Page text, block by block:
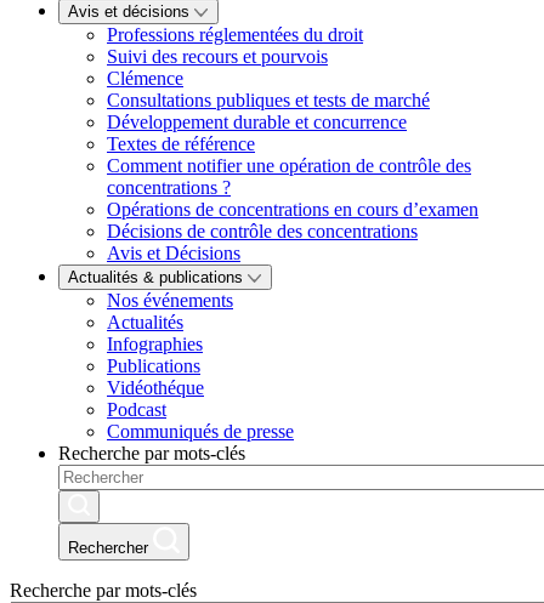
Avis et décisions
Professions réglementées du droit
Suivi des recours et pourvois
Clémence
Consultations publiques et tests de marché
Développement durable et concurrence
Textes de référence
Comment notifier une opération de contrôle des
concentrations ?
Opérations de concentrations en cours d’examen
Décisions de contrôle des concentrations
Avis et Décisions
Actualités & publications
Nos événements
Actualités
Infographies
Publications
Vidéothéque
Podcast
Communiqués de presse
Recherche par mots-clés
Rechercher
Recherche par mots-clés